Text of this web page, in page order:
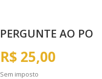
PERGUNTE AO PO
R$ 25,00
Sem imposto